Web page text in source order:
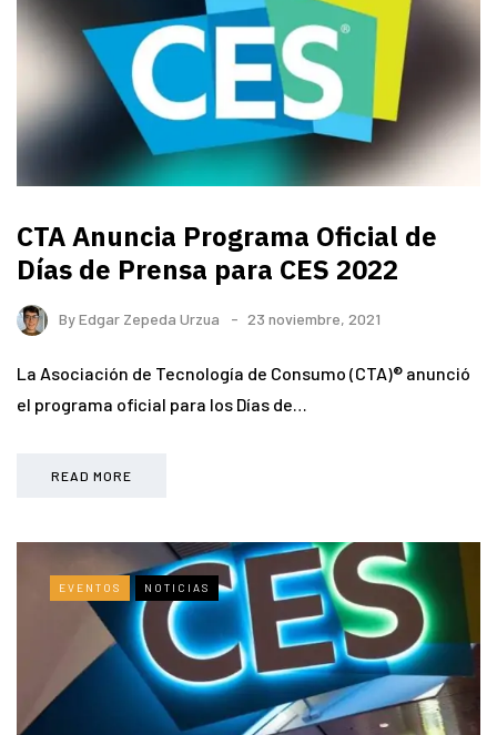
CTA Anuncia Programa Oficial de
Días de Prensa para CES 2022
ByEdgar Zepeda Urzua 23 noviembre, 2021
La Asociación de Tecnología de Consumo (CTA)® anunció
el programa oficial para los Días de…
READ MORE
EVENTOS NOTICIAS